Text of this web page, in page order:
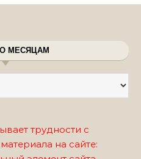
МЕСЯЦАМ
трудности с
на сайте: